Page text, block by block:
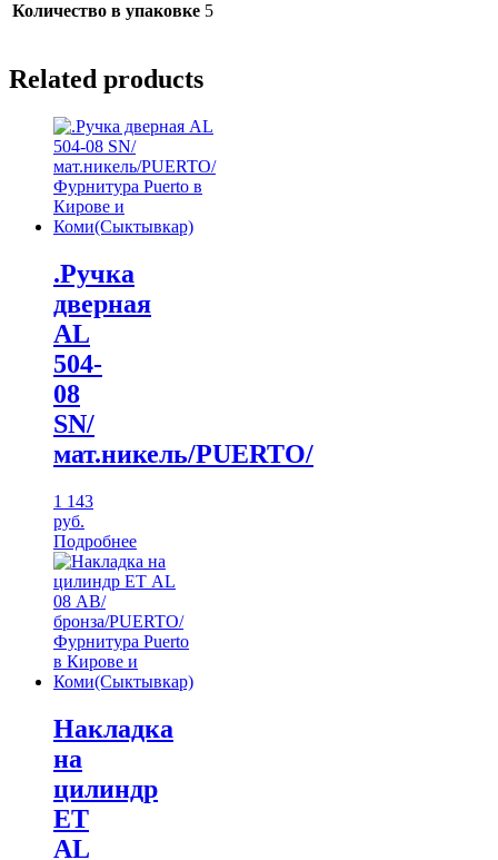
Количество в упаковке 5
Related products
.Ручка
дверная
AL
504-
08
SN/
мат.никель/PUERTO/
1 143
руб.
Подробнее
Накладка
на
цилиндр
ЕТ
AL